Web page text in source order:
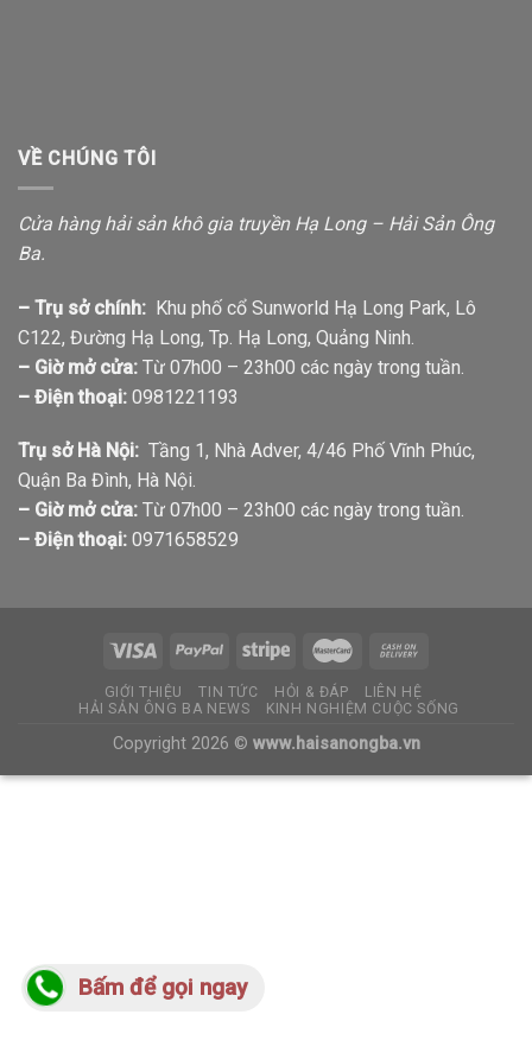
VỀ CHÚNG TÔI
Cửa hàng hải sản khô gia truyền Hạ Long – Hải Sản Ông
Ba.
– Trụ sở chính: Khu phố cổ Sunworld Hạ Long Park, Lô
C122, Đường Hạ Long, Tp. Hạ Long, Quảng Ninh.
– Giờ mở cửa: Từ 07h00 – 23h00 các ngày trong tuần.
– Điện thoại: 0981221193
Trụ sở Hà Nội: Tầng 1, Nhà Adver, 4/46 Phố Vĩnh Phúc,
Quận Ba Đình, Hà Nội.
– Giờ mở cửa: Từ 07h00 – 23h00 các ngày trong tuần.
– Điện thoại: 0971658529
GIỚI THIỆU TIN TỨC HỎI & ĐÁP
LIÊN HỆ
HẢI SẢN ÔNG BA NEWS
KINH NGHIỆM CUỘC SỐNG
Copyright 2026 © www.haisanongba.vn
Bấm để gọi ngay